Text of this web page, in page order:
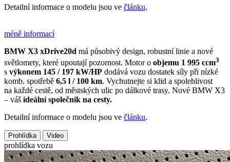
Detailní informace o modelu jsou ve článku.
méně informací
BMW X3 xDrive20d má působivý design, robustní linie a nové
světlomety, které upoutají pozornost. Motor o objemu 1 995 ccm3
s výkonem 145 / 197 kW/HP dodává vozu dostatek síly při nízké
komb. spotřebě 6,5 l / 100 km. Vychutnejte si klid a spolehlivost
na každé cestě, od městských ulic po dálkové trasy. Nové BMW X3
– váš ideální společník na cesty.
Detailní informace o modelu jsou ve článku.
Prohlídka Video
prohlídka vozu